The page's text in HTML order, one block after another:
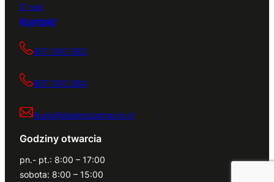
O nas
Kontakt
667 000 083
667 000 084
biuro@dealerszamocin.pl
Godziny otwarcia
pn.- pt.: 8:00 – 17:00
sobota: 8:00 – 15:00